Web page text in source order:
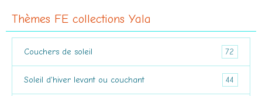
Thèmes FE collections Yala
Couchers de soleil 72
Soleil d'hiver levant ou couchant 44